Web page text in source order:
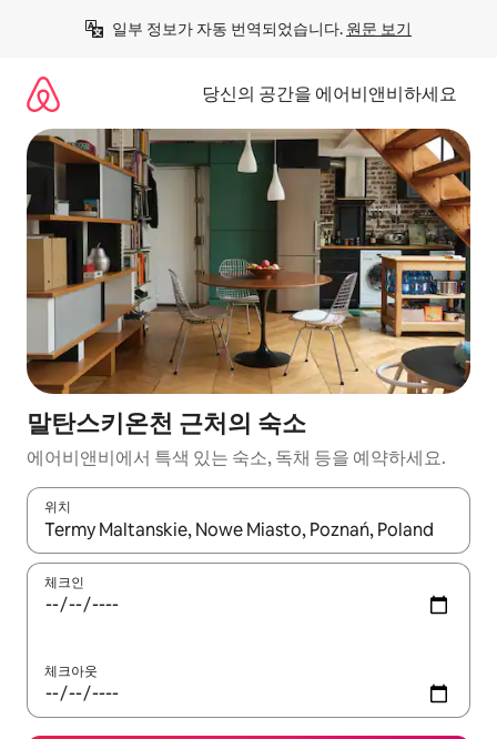
일부 정보가 자동 번역되었습니다. 원문 보기
당신의 공간을 에어비앤비하세요
말탄스키온천 근처의 숙소
에어비앤비에서 특색 있는 숙소, 독채 등을 예약하세요.
위치
결과가 나오면 위·아래 화살표 키를 사용하거나 터치 또는 스와이
체크인
체크아웃